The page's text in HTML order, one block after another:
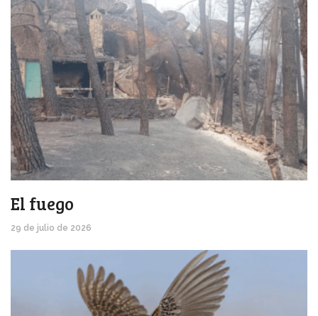
El fuego
29 de julio de 2026